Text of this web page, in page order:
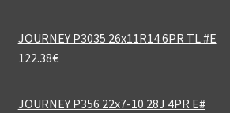
JOURNEY P3035 26x11R14 6PR TL #E
122.38€
JOURNEY P356 22x7-10 28J 4PR E#